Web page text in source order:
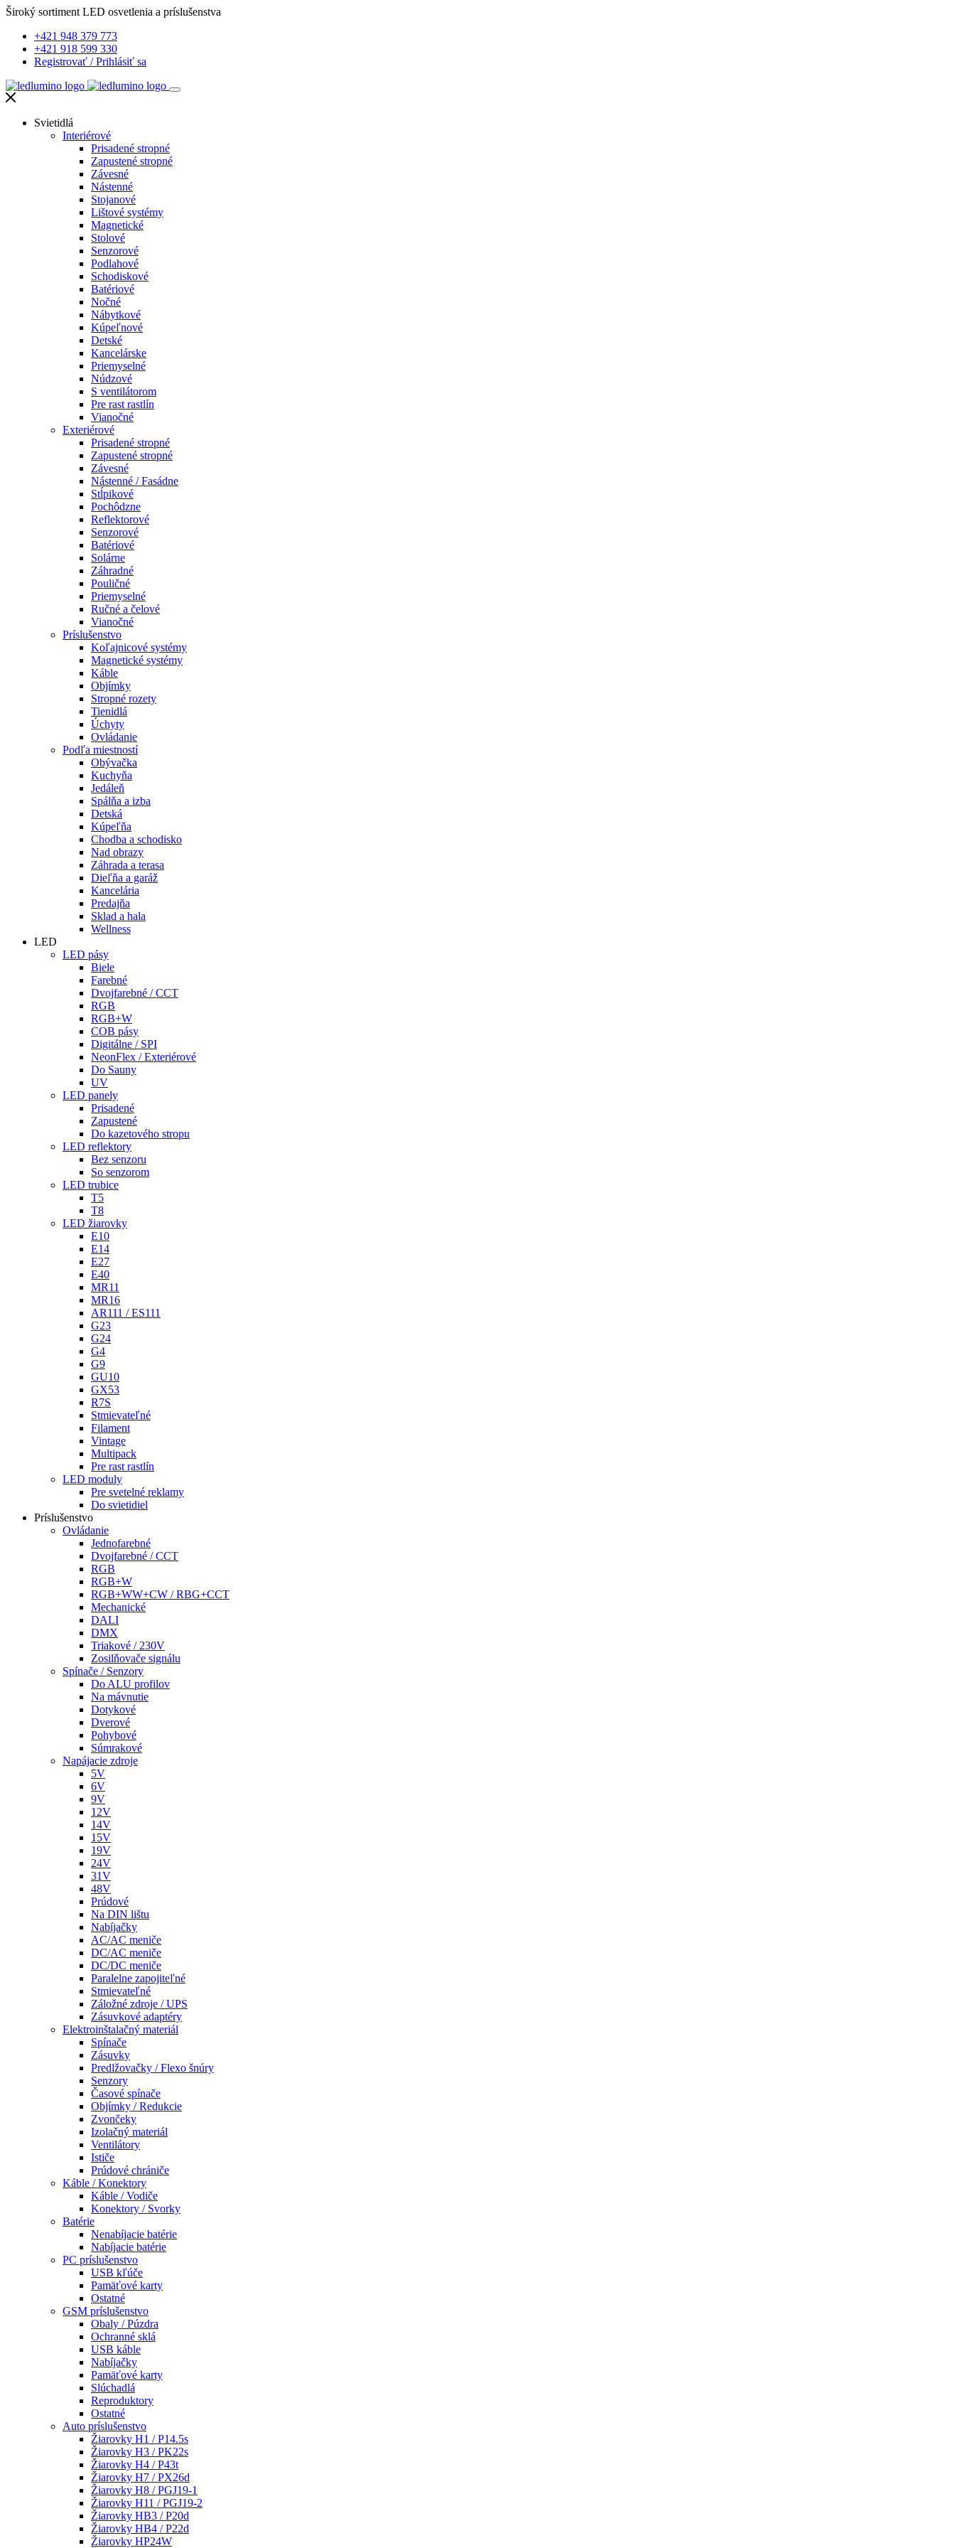
Široký sortiment LED osvetlenia a príslušenstva
+421 948 379 773
+421 918 599 330
Registrovať /Prihlásiť sa
Svietidlá
Interiérové
Prisadené stropné
Zapustené stropné
Závesné
Nástenné
Stojanové
Lištové systémy
Magnetické
Stolové
Senzorové
Podlahové
Schodiskové
Batériové
Nočné
Nábytkové
Kúpeľnové
Detské
Kancelárske
Priemyselné
Núdzové
S ventilátorom
Pre rast rastlín
Vianočné
Exteriérové
Prisadené stropné
Zapustené stropné
Závesné
Nástenné / Fasádne
Stĺpikové
Pochôdzne
Reflektorové
Senzorové
Batériové
Solárne
Záhradné
Pouličné
Priemyselné
Ručné a čelové
Vianočné
Príslušenstvo
Koľajnicové systémy
Magnetické systémy
Káble
Objímky
Stropné rozety
Tienidlá
Úchyty
Ovládanie
Podľa miestností
Obývačka
Kuchyňa
Jedáleň
Spálňa a izba
Detská
Kúpeľňa
Chodba a schodisko
Nad obrazy
Záhrada a terasa
Dieľňa a garáž
Kancelária
Predajňa
Sklad a hala
Wellness
LED
LED pásy
Biele
Farebné
Dvojfarebné / CCT
RGB
RGB+W
COB pásy
Digitálne / SPI
NeonFlex / Exteriérové
Do Sauny
UV
LED panely
Prisadené
Zapustené
Do kazetového stropu
LED reflektory
Bez senzoru
So senzorom
LED trubice
T5
T8
LED žiarovky
E10
E14
E27
E40
MR11
MR16
AR111 / ES111
G23
G24
G4
G9
GU10
GX53
R7S
Stmievateľné
Filament
Vintage
Multipack
Pre rast rastlín
LED moduly
Pre svetelné reklamy
Do svietidiel
Príslušenstvo
Ovládanie
Jednofarebné
Dvojfarebné / CCT
RGB
RGB+W
RGB+WW+CW / RBG+CCT
Mechanické
DALI
DMX
Triakové / 230V
Zosilňovače signálu
Spínače / Senzory
Do ALU profilov
Na mávnutie
Dotykové
Dverové
Pohybové
Súmrakové
Napájacie zdroje
5V
6V
9V
12V
14V
15V
19V
24V
31V
48V
Prúdové
Na DIN lištu
Nabíjačky
AC/AC meniče
DC/AC meniče
DC/DC meniče
Paralelne zapojiteľné
Stmievateľné
Záložné zdroje / UPS
Zásuvkové adaptéry
Elektroinštalačný materiál
Spínače
Zásuvky
Predlžovačky / Flexo šnúry
Senzory
Časové spínače
Objímky / Redukcie
Zvončeky
Izolačný materiál
Ventilátory
Ističe
Prúdové chrániče
Káble / Konektory
Káble / Vodiče
Konektory / Svorky
Batérie
Nenabíjacie batérie
Nabíjacie batérie
PC príslušenstvo
USB kľúče
Pamäťové karty
Ostatné
GSM príslušenstvo
Obaly / Púzdra
Ochranné sklá
USB káble
Nabíjačky
Pamäťové karty
Slúchadlá
Reproduktory
Ostatné
Auto príslušenstvo
Žiarovky H1 / P14.5s
Žiarovky H3 / PK22s
Žiarovky H4 / P43t
Žiarovky H7 / PX26d
Žiarovky H8 / PGJ19-1
Žiarovky H11 / PGJ19-2
Žiarovky HB3 / P20d
Žiarovky HB4 / P22d
Žiarovky HP24W